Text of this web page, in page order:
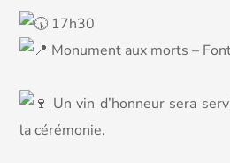
17h30
Monument aux morts –
Un vin d’honneur sera
la cérémonie.